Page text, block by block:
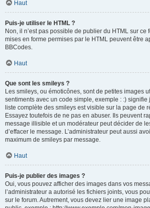
Haut
Puis-je utiliser le HTML ?
Non, il n’est pas possible de publier du HTML sur ce
mises en forme permises par le HTML peuvent être
BBCodes.
Haut
Que sont les smileys ?
Les smileys, ou émoticônes, sont de petites images
sentiments avec un code simple, exemple : :) signifie
liste complète des smileys est visible sur la page de
Essayez toutefois de ne pas en abuser. Ils peuvent
message illisible et un modérateur peut décider de
d’effacer le message. L’administrateur peut aussi
maximum de smileys par message.
Haut
Puis-je publier des images ?
Oui, vous pouvez afficher des images dans vos
l’administrateur a autorisé les fichiers joints, vous
sur le forum. Autrement, vous devez lier une image